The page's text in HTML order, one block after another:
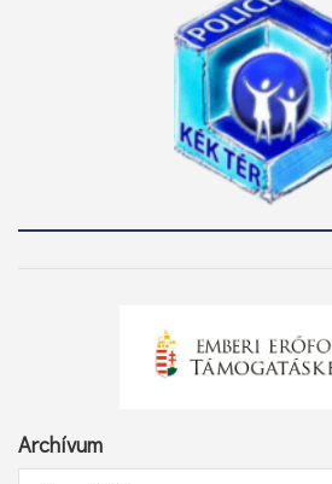
Archívum